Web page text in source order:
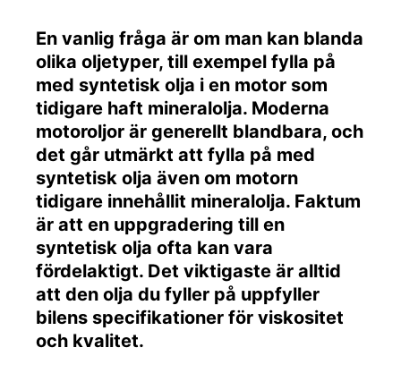
En vanlig fråga är om man kan blanda
olika oljetyper, till exempel fylla på
med syntetisk olja i en motor som
tidigare haft mineralolja. Moderna
motoroljor är generellt blandbara, och
det går utmärkt att fylla på med
syntetisk olja även om motorn
tidigare innehållit mineralolja. Faktum
är att en uppgradering till en
syntetisk olja ofta kan vara
fördelaktigt. Det viktigaste är alltid
att den olja du fyller på uppfyller
bilens specifikationer för viskositet
och kvalitet.